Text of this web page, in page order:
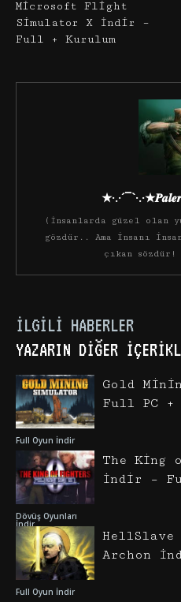
Microsoft Flight
Simulator X İndir –
Full + Kurulum
(İnsanlarda güzel olan
gözdür.. Ama insanı
çıkan sözdür!
İLGILI HABERLER
YAZARIN DIĞER
Full Oyun İndir
Gold
Full PC +
Dövüş Oyunları
İndir
The King
İndir –
Full Oyun İndir
HellSlave
Archon